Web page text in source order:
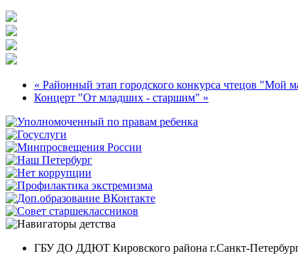
« Районный этап городского конкурса чтецов "Мой
Концерт "От младших - старшим" »
ГБУ ДО ДДЮТ Кировского района г.Санкт-